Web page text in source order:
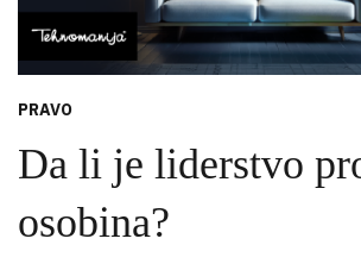
PRAVO
Da li je liderstvo
osobina?